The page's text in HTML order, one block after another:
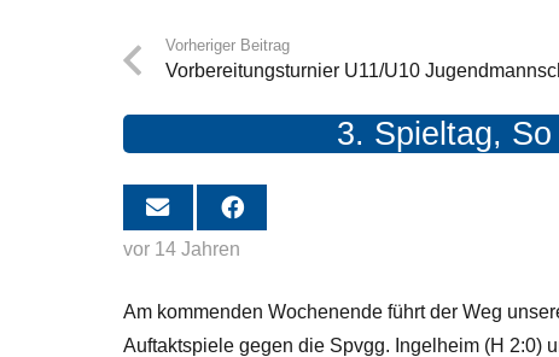
Vorheriger Beitrag
Vorbereitungsturnier U11/U10
3. Spieltag,
vor 14 Jahren
Am kommenden Wochenende führt der Weg
Auftaktspiele gegen die Spvgg. Ingelheim (H 2:0)